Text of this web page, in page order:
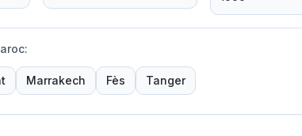
:
Marrakech Fès Tanger